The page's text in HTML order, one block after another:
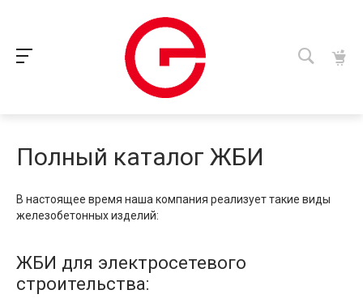
Полный каталог ЖБИ
В настоящее время наша компания реализует такие виды
железобетонных изделий:
ЖБИ для электросетевого
строительства: